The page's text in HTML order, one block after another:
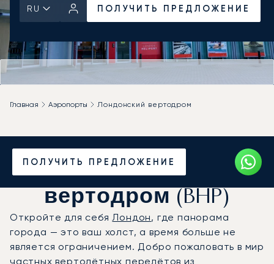
RU ПОЛУЧИТЬ ПРЕДЛОЖЕНИЕ
ПОЛУЧИТЬ ПРЕДЛОЖЕНИЕ
Главная Аэропорты Лондонский вертодром
Частный джет на
Лондонский
вертодром (BHP)
Откройте для себя Лондон, где панорама
города — это ваш холст, а время больше не
является ограничением. Добро пожаловать в мир
частных вертолётных перелётов из